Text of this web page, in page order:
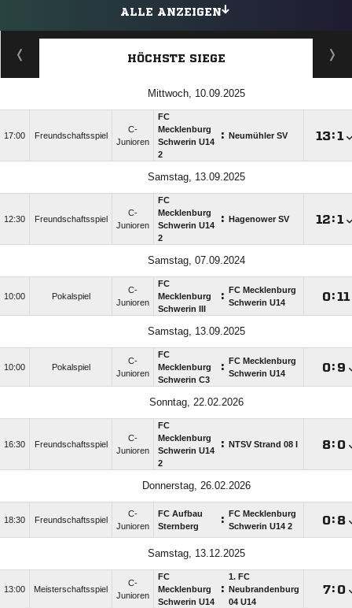
ALLE ANZEIGEN
HÖCHSTE SIEGE
Mittwoch, 10.09.2025
17:00 Freundschaftsspiel
C-
Junioren
FC
Mecklenburg
Schwerin U14
2
: Neumühler SV :
Samstag, 13.09.2025
12:30 Freundschaftsspiel
C-
Junioren
FC
Mecklenburg
Schwerin U14
2
: Hagenower SV :
Samstag, 07.09.2024
10:00 Pokalspiel
C-
Junioren
FC
Mecklenburg
Schwerin III
:
FC Mecklenburg
Schwerin U14
:
Samstag, 13.09.2025
10:00 Pokalspiel
C-
Junioren
FC
Mecklenburg
Schwerin C3
:
FC Mecklenburg
Schwerin U14
: 
Sonntag, 22.02.2026
16:30 Freundschaftsspiel
C-
Junioren
FC
Mecklenburg
Schwerin U14
2
: NTSV Strand 08 I : 
Donnerstag, 26.02.2026
18:30 Freundschaftsspiel
C-
Junioren
FC Aufbau
Sternberg
:
FC Mecklenburg
Schwerin U14 2
: 
Samstag, 13.12.2025
13:00 Meisterschaftsspiel
C-
Junioren
FC
Mecklenburg
Schwerin U14
:
1. FC
Neubrandenburg
04 U14
: 